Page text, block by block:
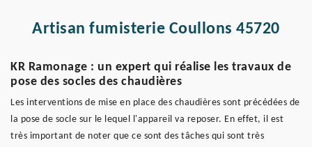
Artisan fumisterie Coullons 45720
KR Ramonage : un expert qui réalise les travaux de
pose des socles des chaudières
Les interventions de mise en place des chaudières sont précédées de
la pose de socle sur le lequel l'appareil va reposer. En effet, il est
très important de noter que ce sont des tâches qui sont très